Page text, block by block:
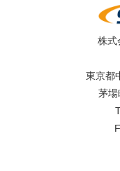
株式
東京都
茅場